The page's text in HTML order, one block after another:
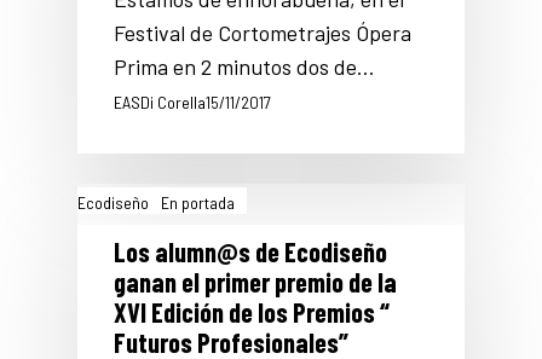
Festival de Cortometrajes Ópera
Prima en 2 minutos dos de…
EASDi Corella15/11/2017
Ecodiseño En portada
Los alumn@s de Ecodiseño
ganan el primer premio de la
XVI Edición de los Premios “
Futuros Profesionales”